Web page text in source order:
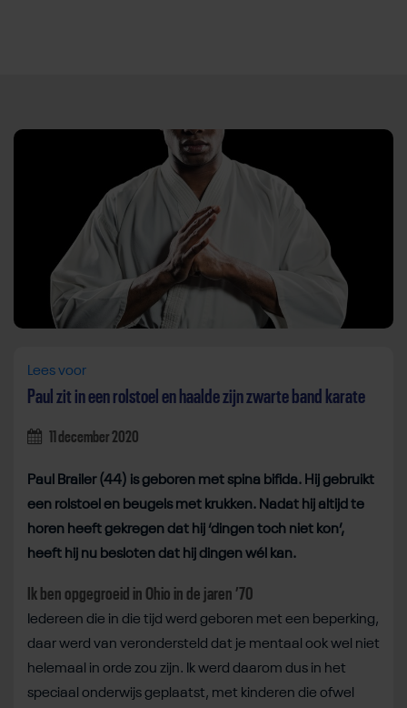
Direct door naar content
Lees voor
Paul zit in een rolstoel en haalde zijn zwarte band karate
11 december 2020
Paul Brailer (44) is geboren met spina bifida. Hij gebruikt
een rolstoel en beugels met krukken. Nadat hij altijd te
horen heeft gekregen dat hij ‘dingen toch niet kon’,
heeft hij nu besloten dat hij dingen wél kan.
Ik ben opgegroeid in Ohio in de jaren ’70
Iedereen die in die tijd werd geboren met een beperking,
daar werd van verondersteld dat je mentaal ook wel niet
helemaal in orde zou zijn. Ik werd daarom dus in het
speciaal onderwijs geplaatst, met kinderen die ofwel